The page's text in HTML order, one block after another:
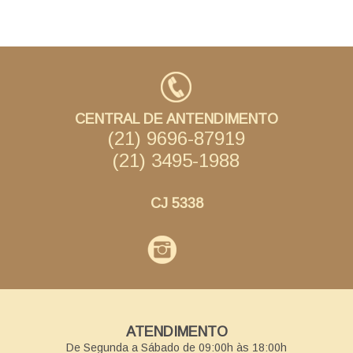
CENTRAL DE ANTENDIMENTO
(21) 9696-87919
(21) 3495-1988
CJ 5338
ATENDIMENTO
De Segunda a Sábado de 09:00h às 18:00h